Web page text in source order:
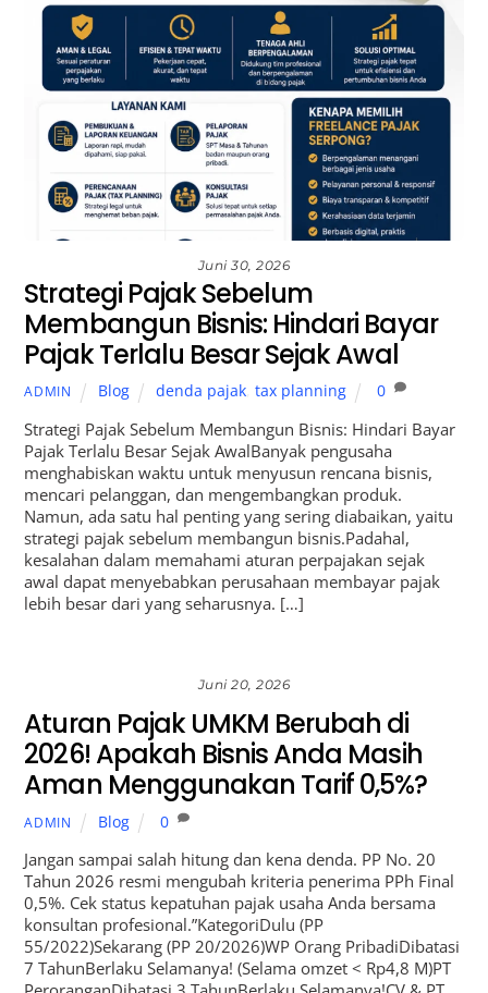
Juni 30, 2026
Strategi Pajak Sebelum
Membangun Bisnis: Hindari Bayar
Pajak Terlalu Besar Sejak Awal
ADMIN Blog denda pajak, tax planning 0
Strategi Pajak Sebelum Membangun Bisnis: Hindari Bayar
Pajak Terlalu Besar Sejak AwalBanyak pengusaha
menghabiskan waktu untuk menyusun rencana bisnis,
mencari pelanggan, dan mengembangkan produk.
Namun, ada satu hal penting yang sering diabaikan, yaitu
strategi pajak sebelum membangun bisnis.Padahal,
kesalahan dalam memahami aturan perpajakan sejak
awal dapat menyebabkan perusahaan membayar pajak
lebih besar dari yang seharusnya. […]
Juni 20, 2026
Aturan Pajak UMKM Berubah di
2026! Apakah Bisnis Anda Masih
Aman Menggunakan Tarif 0,5%?
ADMIN Blog 0
Jangan sampai salah hitung dan kena denda. PP No. 20
Tahun 2026 resmi mengubah kriteria penerima PPh Final
0,5%. Cek status kepatuhan pajak usaha Anda bersama
konsultan profesional.”KategoriDulu (PP
55/2022)Sekarang (PP 20/2026)WP Orang PribadiDibatasi
7 TahunBerlaku Selamanya! (Selama omzet < Rp4,8 M)PT